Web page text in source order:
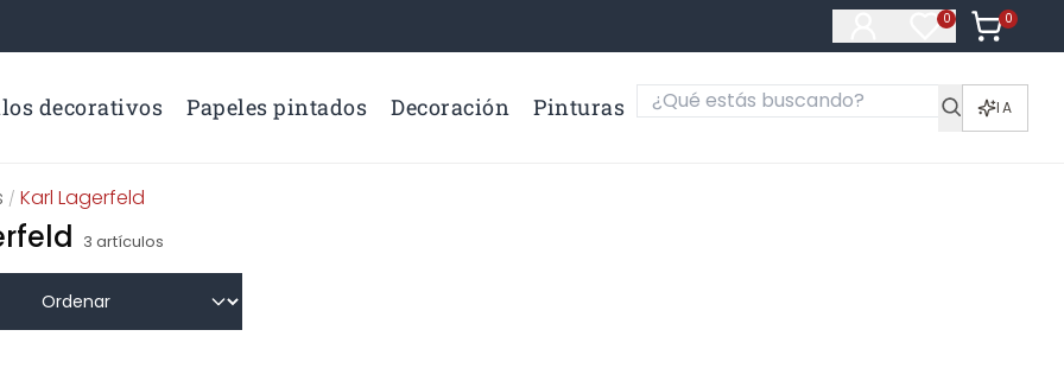
0
Artículos en
0
Artículos
decorativos Papeles pintados Decoración Pinturas IA
/ Karl Lagerfeld
3 artículos